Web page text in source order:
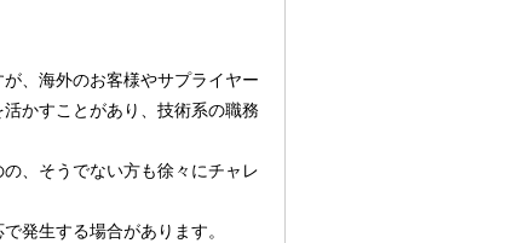
、海外のお客様やサプライヤー
かすことがあり、技術系の職務
、そうでない方も徐々にチャレ
発生する場合があります。